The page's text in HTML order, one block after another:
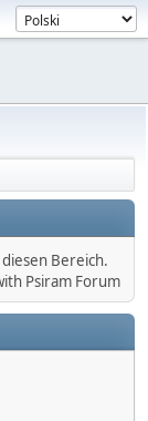
Bereich.
Psiram Forum